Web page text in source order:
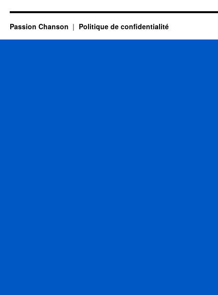
Passion Chanson Politique de confidentialité